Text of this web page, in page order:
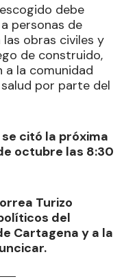
debe
personas de
las obras civiles y
de construido,
a la comunidad
por parte del
citó la próxima
octubre las 8:30
Turizo
del
Cartagena y a la